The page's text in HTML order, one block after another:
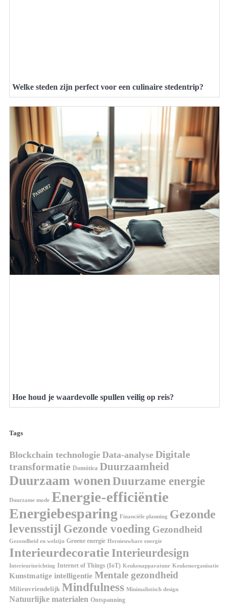
Welke steden zijn perfect voor een culinaire stedentrip?
Hoe houd je waardevolle spullen veilig op reis?
Tags
Blockchain technologie Data-analyse Digitale
transformatie Domótica Duurzaamheid
Duurzaam wonenDuurzame energie
Duurzame mode Energie-efficiëntie
Energiebesparing Financiële planning Gezonde
levensstijl Gezonde voeding Gezondheid
Gezondheid en welzijn Groene energie Hernieuwbare energie
InterieurdecoratieInterieurdesign
Interieurinrichting Internet of Things (IoT) Keukenapparatuur Keukenorganisatie
Kunstmatige intelligentie Mentale gezondheid
Milieuvriendelijk Mindfulness Minimalistisch design
Natuurlijke materialen Ontspanning